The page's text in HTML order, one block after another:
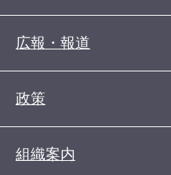
広報・報道
政策
組織案内